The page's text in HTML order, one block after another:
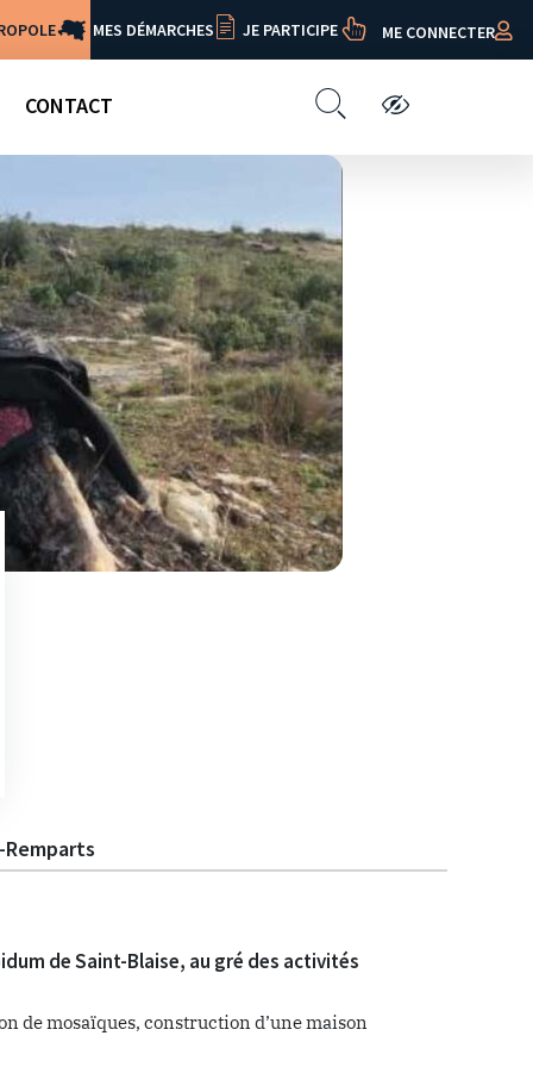
MES DÉMARCHES JE PARTICIPE ME CONNECTER
CONTACT
de Saint-Blaise, au gré des activités
de mosaïques, construction d’une maison